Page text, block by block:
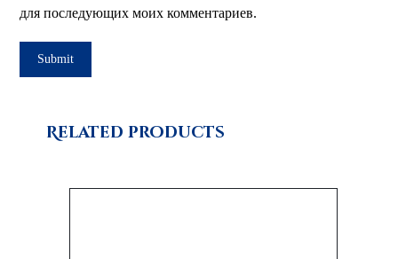
для последующих моих комментариев.
Related products